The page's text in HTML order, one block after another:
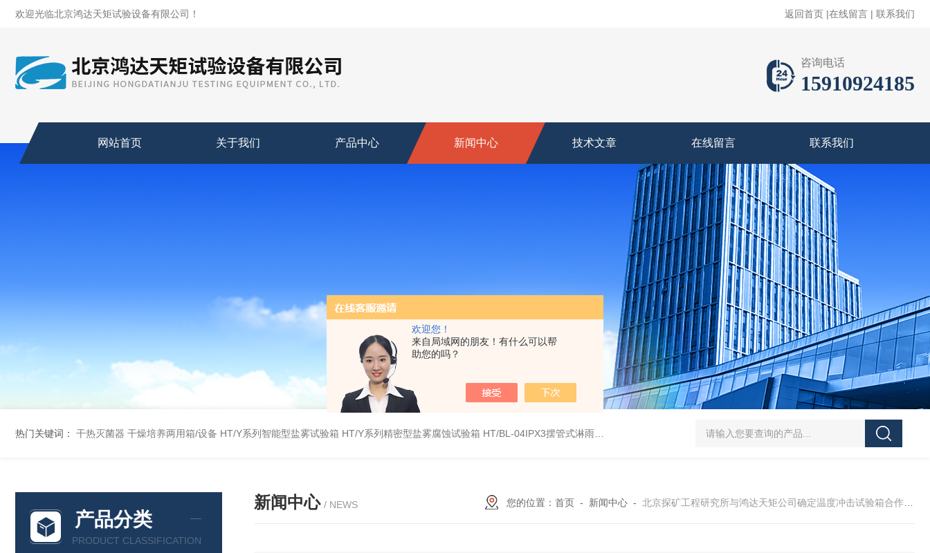
欢迎您！
来自局域网的朋友！有什么可以帮
助您的吗？
欢迎光临北京鸿达天矩试验设备有限公司！ 返回首页 |在线留言 | 联系我们
咨询电话
15910924185
网站首页 关于我们 产品中心 新闻中心 技术文章 在线留言 联系我们
热门关键词： 干热灭菌器 干燥培养两用箱/设备 HT/Y系列智能型盐雾试验箱 HT/Y系列精密型盐雾腐蚀试验箱 HT/BL-04IPX3摆管式淋雨试验机 HT/SC-800砂尘试验机厂家 HT/GDSJ-80天津小型高低温交变湿热试验
产品分类
PRODUCT CLASSIFICATION
新闻中心 / NEWS 您的位置： 首页- 新闻中心- 北京探矿工程研究所与鸿达天矩公司确定温度冲击试验箱合作协议